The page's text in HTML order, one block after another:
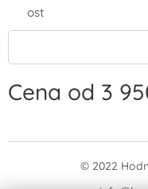
ost
Cena od 3
© 2022